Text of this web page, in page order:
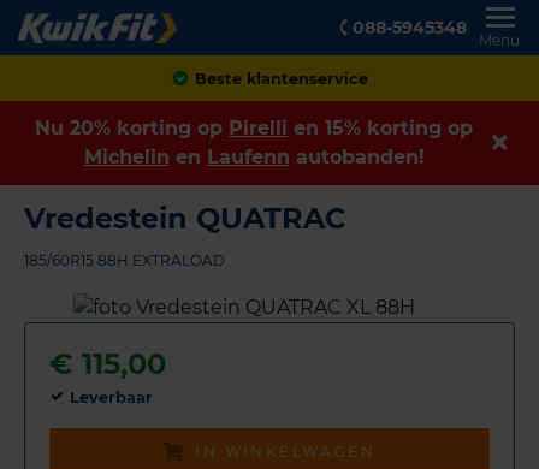
088-5945348
Menu
Achteraf betalen
Nu 20% korting op Pirelli en 15% korting op
Michelin en Laufenn autobanden!
Vredestein QUATRAC
185/60R15 88H EXTRALOAD
€ 115,00
Leverbaar
IN WINKELWAGEN